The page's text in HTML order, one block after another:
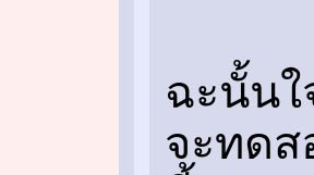
ฉะนั้นใ
จะทดส